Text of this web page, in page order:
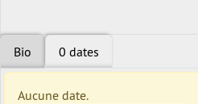
Bio 0 dates
Aucune date.